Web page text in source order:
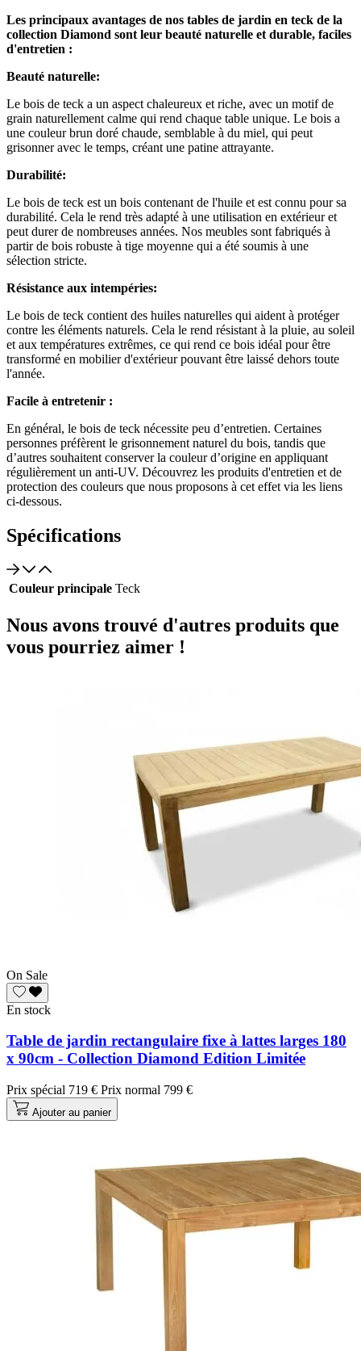
Les principaux avantages de nos tables de jardin en teck de la
collection Diamond sont leur beauté naturelle et durable, faciles
d'entretien :
Beauté naturelle:
Le bois de teck a un aspect chaleureux et riche, avec un motif de
grain naturellement calme qui rend chaque table unique. Le bois a
une couleur brun doré chaude, semblable à du miel, qui peut
grisonner avec le temps, créant une patine attrayante.
Durabilité:
Le bois de teck est un bois contenant de l'huile et est connu pour sa
durabilité. Cela le rend très adapté à une utilisation en extérieur et
peut durer de nombreuses années. Nos meubles sont fabriqués à
partir de bois robuste à tige moyenne qui a été soumis à une
sélection stricte.
Résistance aux intempéries:
Le bois de teck contient des huiles naturelles qui aident à protéger
contre les éléments naturels. Cela le rend résistant à la pluie, au soleil
et aux températures extrêmes, ce qui rend ce bois idéal pour être
transformé en mobilier d'extérieur pouvant être laissé dehors toute
l'année.
Facile à entretenir :
En général, le bois de teck nécessite peu d’entretien. Certaines
personnes préfèrent le grisonnement naturel du bois, tandis que
d’autres souhaitent conserver la couleur d’origine en appliquant
régulièrement un anti-UV. Découvrez les produits d'entretien et de
protection des couleurs que nous proposons à cet effet via les liens
ci-dessous.
Spécifications
Couleur principale Teck
Nous avons trouvé d'autres produits que
vous pourriez aimer !
On Sale
En stock
Table de jardin rectangulaire fixe à lattes larges 180
x 90cm - Collection Diamond Edition Limitée
Prix spécial 719 € Prix normal 799 €
Ajouter au panier